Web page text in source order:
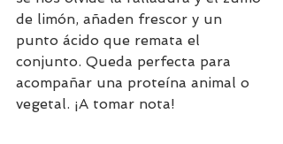
de limón, añaden frescor y un
punto ácido que remata el
conjunto. Queda perfecta para
acompañar una proteína animal o
vegetal. ¡A tomar nota!